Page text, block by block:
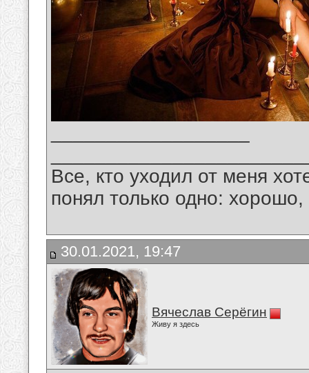
Все, кто уходил от меня
понял только одно:
30.01.2021, 19:47
Вячеслав Серёгин
Живу я здесь